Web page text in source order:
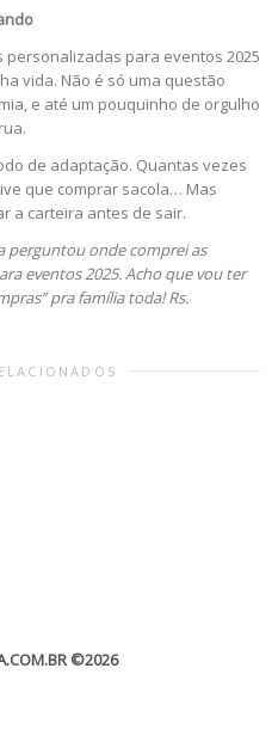
para eventos 2025
vida. Não é só uma questão
e até um pouquinho de orgulho
de adaptação. Quantas vezes
que comprar sacola… Mas
a carteira antes de sair.
perguntou onde comprei as
eventos 2025. Acho que vou ter
pra família toda! Rs.
©2026